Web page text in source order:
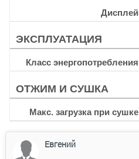
Дисплей
ЭКСПЛУАТАЦИЯ
Класс энергопотребления
ОТЖИМ И СУШКА
Макс. загрузка при сушке
Евгений